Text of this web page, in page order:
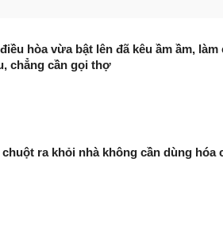
hòa vừa bật lên đã kêu ầm ầm, làm
chẳng cần gọi thợ
ra khỏi nhà không cần dùng hóa